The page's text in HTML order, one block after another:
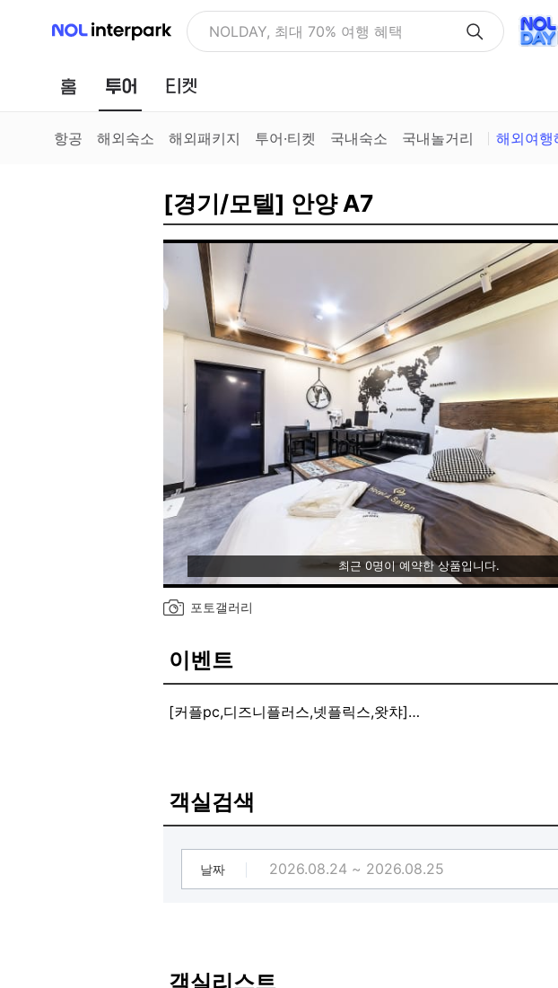
NOL 인터파크 NOLDAY, 최대 70% 여행 혜택
홈 투어
항공 해외숙소 해외패키지 투어·티켓 국내숙소 국내놀거리 해외여행
[경기/모텔] 안양 A7
최근 0명이 예약한 상품입니다.
포토갤러리
이벤트
[커플pc,디즈니플러스,넷플릭스,왓챠]
객실검색
날짜
객실리스트